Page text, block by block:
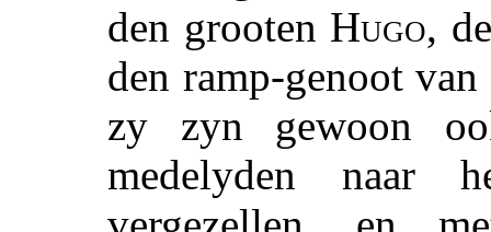
den grooten Hugo,
den ramp-genoot
zy zyn gewoon
medelyden naar